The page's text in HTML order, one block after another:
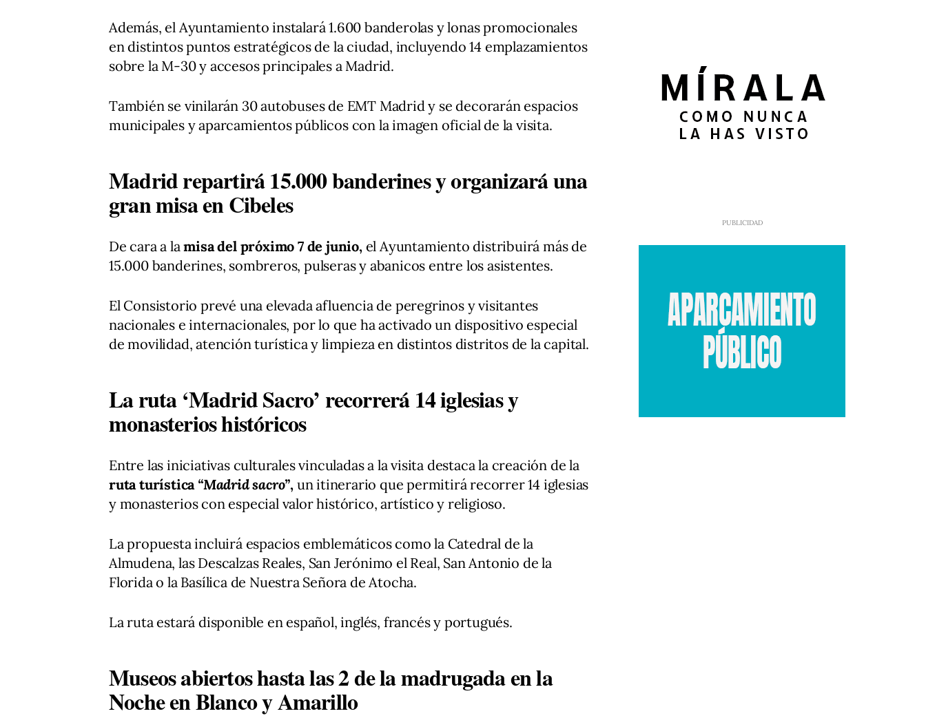
Además, el Ayuntamiento instalará 1.600 banderolas y lonas promocionales
en distintos puntos estratégicos de la ciudad, incluyendo 14 emplazamientos
sobre la M-30 y accesos principales a Madrid.
También se vinilarán 30 autobuses de EMT Madrid y se decorarán espacios
municipales y aparcamientos públicos con la imagen oficial de la visita.
Madrid repartirá 15.000 banderines y organizará una
gran misa en Cibeles
De cara a lamisa del próximo 7 de junio, el Ayuntamiento distribuirá más de
15.000 banderines, sombreros, pulseras y abanicos entre los asistentes.
El Consistorio prevé una elevada afluencia de peregrinos y visitantes
nacionales e internacionales, por lo que ha activado un dispositivo especial
de movilidad, atención turística y limpieza en distintos distritos de la capital.
La ruta ‘Madrid Sacro’ recorrerá 14 iglesias y
monasterios históricos
Entre las iniciativas culturales vinculadas a la visita destaca la creación de la
ruta turística “Madrid sacro”, un itinerario que permitirá recorrer 14 iglesias
y monasterios con especial valor histórico, artístico y religioso.
La propuesta incluirá espacios emblemáticos como la Catedral de la
Almudena, las Descalzas Reales, San Jerónimo el Real, San Antonio de la
Florida o la Basílica de Nuestra Señora de Atocha.
La ruta estará disponible en español, inglés, francés y portugués.
Museos abiertos hasta las 2 de la madrugada en la
Noche en Blanco y Amarillo